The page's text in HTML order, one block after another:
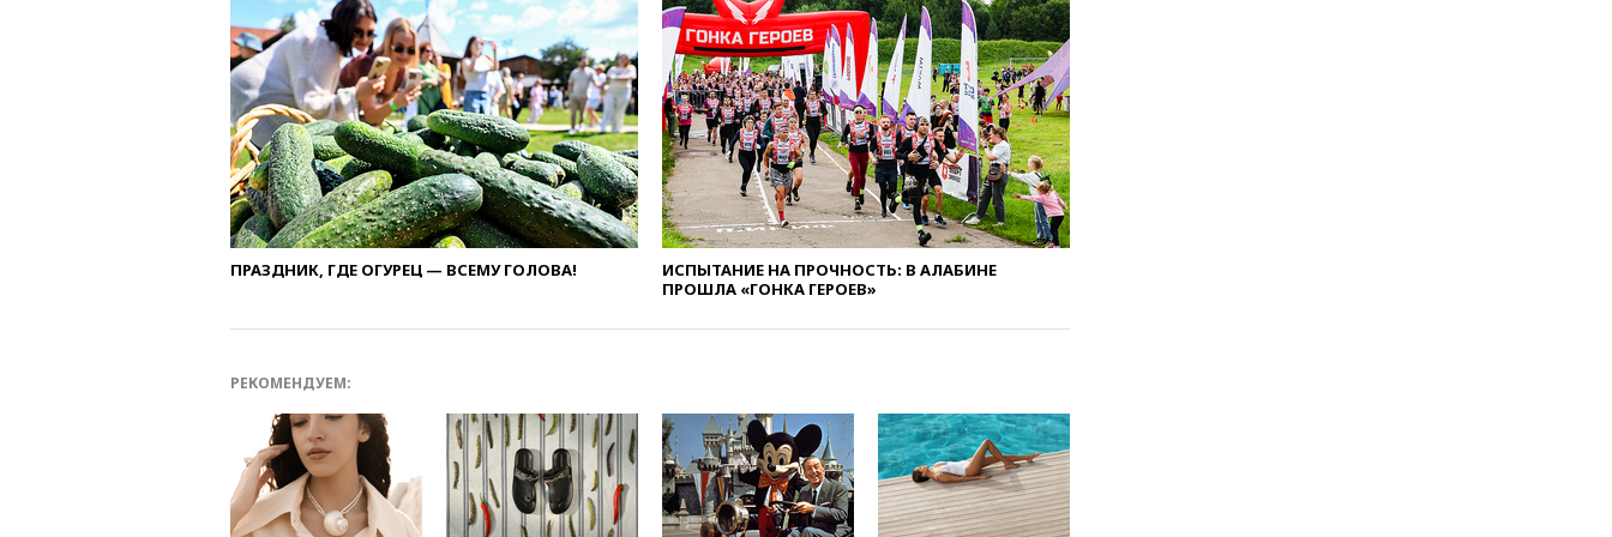
11:58Великобритания
расширила санкции против
России
11:37В Ярославской области
обломки БПЛА упали в
резервуары НПЗ
11:19МИД России ответил на
критику мэра Хиросимы в
годовщину ядерной
бомбардировки
10:57Оверчук заявил о
сокращении товарооборота
сохранить пост
10:38
Роскачество нашло
кишечную палочку в бургерах
пяти популярных сетей
фастфуда
ПРАЗДНИК, ГДЕ ОГУРЕЦ — ВСЕМУ ГОЛОВА!
ИСПЫТАНИЕ НА ПРОЧНОСТЬ: В АЛАБИНЕ
ПРОШЛА «ГОНКА ГЕРОЕВ»
РЕКОМЕНДУЕМ: